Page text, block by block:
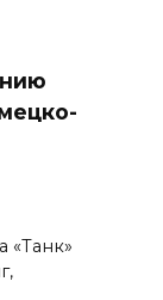
«Танк»